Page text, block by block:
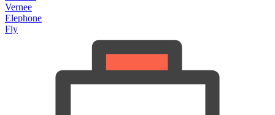
Vernee
Elephone
Fly